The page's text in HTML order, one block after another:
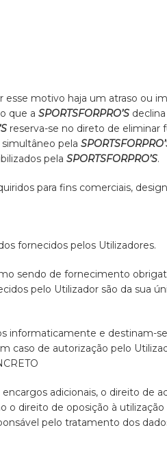
motivo haja um atraso ou
que a SPORTSFORPRO’S
reserva-se no direto de eliminar
pela
pela SPORTSFORPRO’S.
para fins comerciais,
fornecidos pelos Utilizadores.
sendo de fornecimento
pelo Utilizador são da sua
informaticamente e destinam-
de autorização pelo
adicionais, o direito de
direito de oposição à
pelo tratamento dos